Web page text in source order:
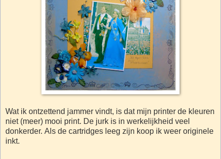
Wat ik ontzettend jammer vindt, is dat mijn printer de kleuren
niet (meer) mooi print. De jurk is in werkelijkheid veel
donkerder. Als de cartridges leeg zijn koop ik weer originele
inkt.